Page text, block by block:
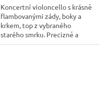
Koncertní violoncello s krásně
flambovanými zády, boky a
krkem, top z vybraného
starého smrku. Precizně a
pečlivě...